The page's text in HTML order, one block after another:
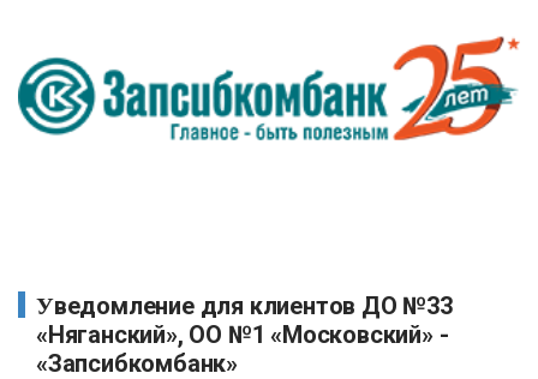
Уведомление для клиентов ДО №33
«Няганский», ОО №1 «Московский» -
«Запсибкомбанк»